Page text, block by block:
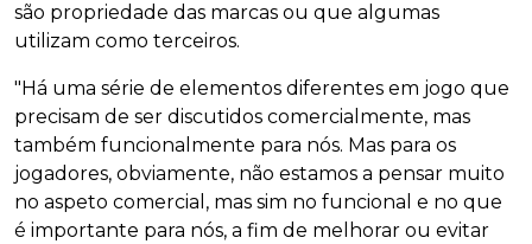
são propriedade das marcas ou que algumas
utilizam como terceiros.
"Há uma série de elementos diferentes em jogo que
precisam de ser discutidos comercialmente, mas
também funcionalmente para nós. Mas para os
jogadores, obviamente, não estamos a pensar muito
no aspeto comercial, mas sim no funcional e no que
é importante para nós, a fim de melhorar ou evitar